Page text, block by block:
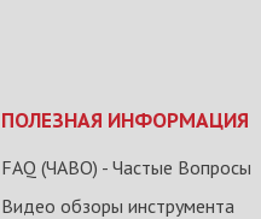
ПОЛЕЗНАЯ ИНФОРМАЦИЯ
FAQ (ЧАВО) - Частые Вопросы
Видео обзоры инструмента